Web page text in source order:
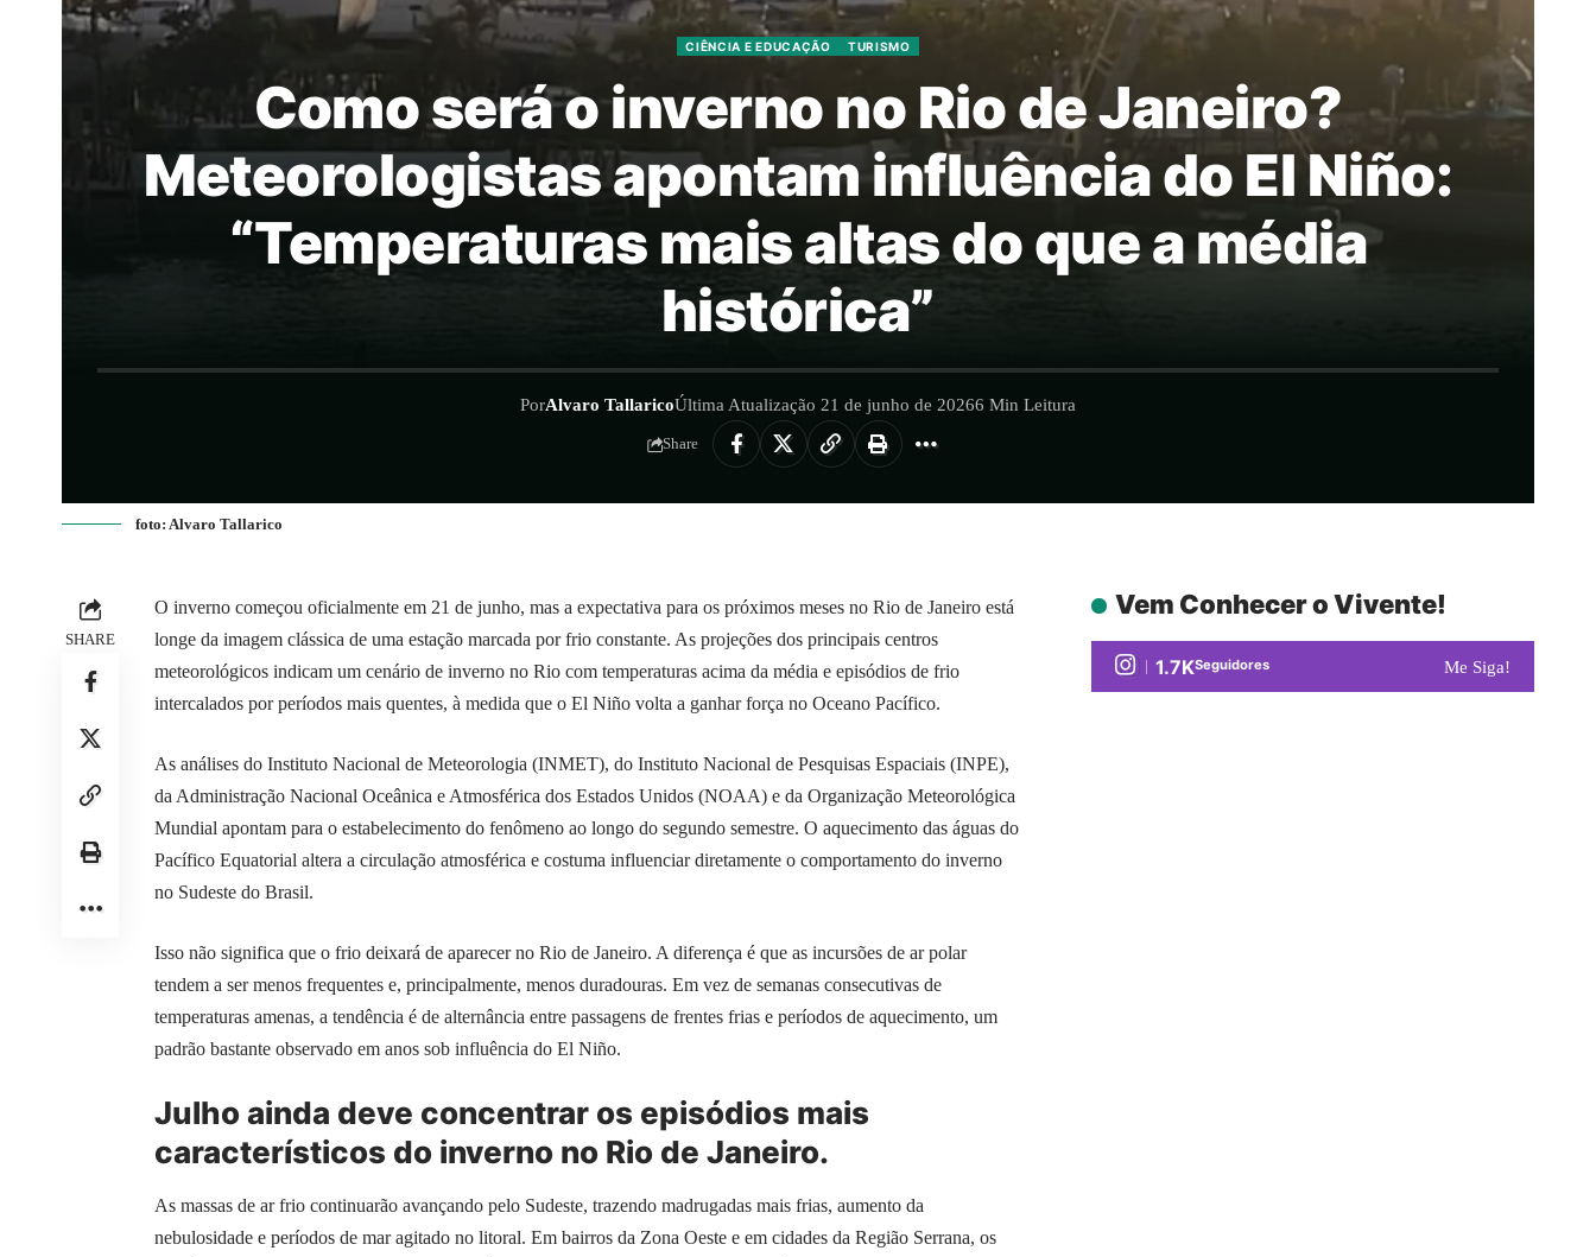
CIÊNCIA E EDUCAÇÃO TURISMO
Como será o inverno no Rio de Janeiro?
Meteorologistas apontam influência do El Niño:
“Temperaturas mais altas do que a média
histórica”
PorAlvaro TallaricoÚltima Atualização 21 de junho de 20266 Min Leitura
Share
foto: Alvaro Tallarico
SHARE
O inverno começou oficialmente em 21 de junho, mas a expectativa para os próximos meses no Rio de Janeiro está
longe da imagem clássica de uma estação marcada por frio constante. As projeções dos principais centros
meteorológicos indicam um cenário de inverno no Rio com temperaturas acima da média e episódios de frio
intercalados por períodos mais quentes, à medida que o El Niño volta a ganhar força no Oceano Pacífico.
As análises do Instituto Nacional de Meteorologia (INMET), do Instituto Nacional de Pesquisas Espaciais (INPE),
da Administração Nacional Oceânica e Atmosférica dos Estados Unidos (NOAA) e da Organização Meteorológica
Mundial apontam para o estabelecimento do fenômeno ao longo do segundo semestre. O aquecimento das águas do
Pacífico Equatorial altera a circulação atmosférica e costuma influenciar diretamente o comportamento do inverno
no Sudeste do Brasil.
Isso não significa que o frio deixará de aparecer no Rio de Janeiro. A diferença é que as incursões de ar polar
tendem a ser menos frequentes e, principalmente, menos duradouras. Em vez de semanas consecutivas de
temperaturas amenas, a tendência é de alternância entre passagens de frentes frias e períodos de aquecimento, um
padrão bastante observado em anos sob influência do El Niño.
Julho ainda deve concentrar os episódios mais
característicos do inverno no Rio de Janeiro.
As massas de ar frio continuarão avançando pelo Sudeste, trazendo madrugadas mais frias, aumento da
nebulosidade e períodos de mar agitado no litoral. Em bairros da Zona Oeste e em cidades da Região Serrana, os
Vem Conhecer o Vivente!
1.7KSeguidores Me Siga!